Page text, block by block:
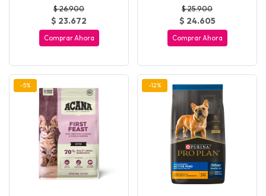
$ 26.900
$ 23.672
Comprar Ahora
$ 25.900
$ 24.605
Comprar Ahora
-5% -12%